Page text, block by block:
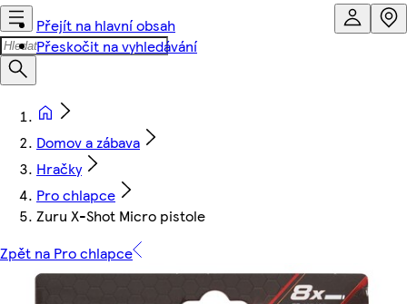
Přejít na hlavní obsah
Přeskočit na vyhledávání
Domov a zábava
Hračky
Pro chlapce
Zuru X-Shot Micro pistole
Zpět na Pro chlapce